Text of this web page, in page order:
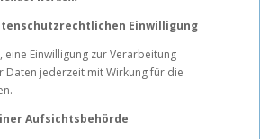
Einwilligung
eine Einwilligung zur Verarbeitung
Daten jederzeit mit Wirkung für die
Aufsichtsbehörde